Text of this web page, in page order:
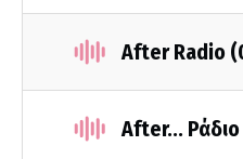
After Radio
After...